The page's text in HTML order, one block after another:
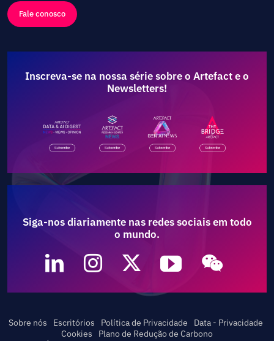
Fale conosco
Inscreva-se na nossa série sobre o Artefact e o
Newsletters!
Siga-nos diariamente nas redes sociais em todo
o mundo.
Sobre nós Escritórios Política de Privacidade
Data - Privacidade
Cookies
Plano de Redução de Carbono